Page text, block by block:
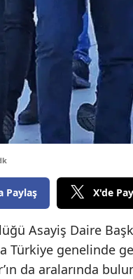
Paylaş X'de
Asayiş Daire
Türkiye genelinde
da aralarında